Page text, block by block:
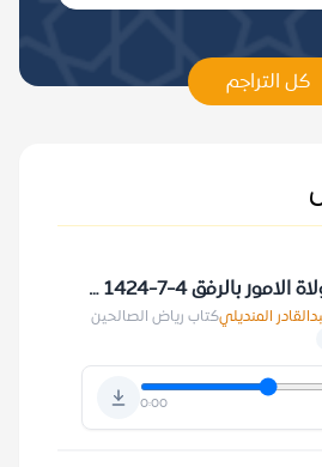
كل التراجم
باب أمر ولاة الامور بالرفق 4-7-1424 هـ
المنديليكتاب رياض الصالحين
0:00